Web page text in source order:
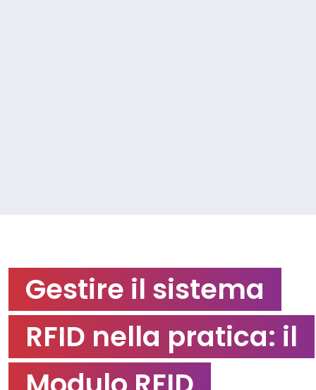
Gestire il sistema
RFID nella pratica: il